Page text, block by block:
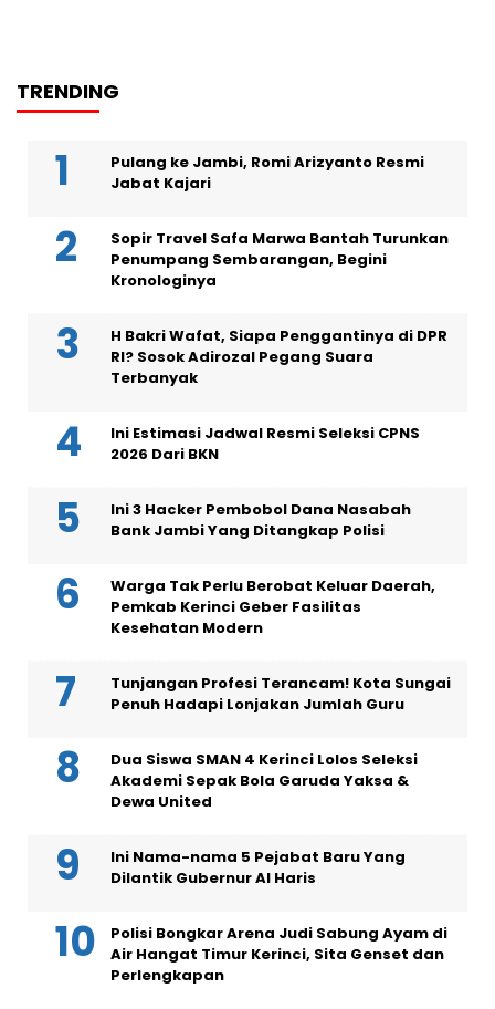
TRENDING
Pulang ke Jambi, Romi Arizyanto Resmi
Jabat Kajari
Sopir Travel Safa Marwa Bantah Turunkan
Penumpang Sembarangan, Begini
Kronologinya
H Bakri Wafat, Siapa Penggantinya di DPR
RI? Sosok Adirozal Pegang Suara
Terbanyak
Ini Estimasi Jadwal Resmi Seleksi CPNS
2026 Dari BKN
Ini 3 Hacker Pembobol Dana Nasabah
Bank Jambi Yang Ditangkap Polisi
Warga Tak Perlu Berobat Keluar Daerah,
Pemkab Kerinci Geber Fasilitas
Kesehatan Modern
Tunjangan Profesi Terancam! Kota Sungai
Penuh Hadapi Lonjakan Jumlah Guru
Dua Siswa SMAN 4 Kerinci Lolos Seleksi
Akademi Sepak Bola Garuda Yaksa &
Dewa United
Ini Nama-nama 5 Pejabat Baru Yang
Dilantik Gubernur Al Haris
Polisi Bongkar Arena Judi Sabung Ayam di
Air Hangat Timur Kerinci, Sita Genset dan
Perlengkapan